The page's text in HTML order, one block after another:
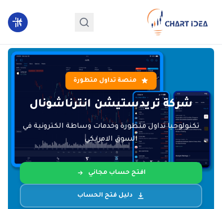
منصة تداول متطورة
شركة تريدستيشن انترناشونال
تكنولوجيا تداول متطورة وخدمات وساطة الكترونية في
السوق الامريكي
افتح حساب مجاني
دليل فتح الحساب